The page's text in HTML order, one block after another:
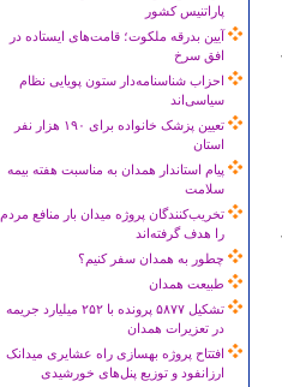
پاراتنیس کشور
آیین بدرقه ملکوت؛ قامت‌های ایستاده در
افق سرخ
احزاب شناسنامه‌دار ستون پویایی نظام
سیاسی‌اند
تعیین پزشک خانواده برای ۱۹۰ هزار نفر
استان
پیام استاندار همدان به مناسبت هفته بیمه
سلامت
تخریب‌کنندگان پروژه میدان بار منافع مردم
را هدف گرفته‌اند
چطور به همدان سفر کنیم؟
طبیعت همدان
تشکیل ۵۸۷۷ پرونده با ۲۵۲ میلیارد جریمه
در تعزیرات همدان
افتتاح پروژه بهسازی راه عشایری میدانک
ارزانفود و توزیع پنل‌های خورشیدی